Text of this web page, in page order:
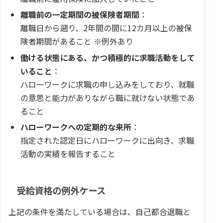
離職前の一定期間の被保険者期間 ：
離職日から遡り、2年間の間に12カ月以上の被保
険者期間があること ※例外あり
働ける状態にある、かつ積極的に求職活動をして
いること ：
ハローワークに求職の申し込みをしており、就職
の意思と能力がありながら職に就けない状態であ
ること
ハローワークへの定期的な来所 ：
指定された認定日にハローワークに出向き、求職
活動の実績を報告すること
受給資格の例外ケース
上記の条件を満たしている場合は、自己都合退職と